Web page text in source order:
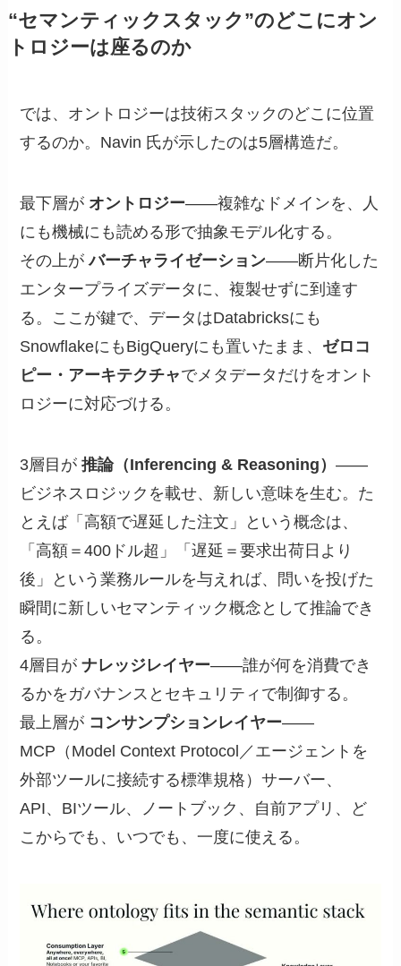
“セマンティックスタック”のどこにオン
トロジーは座るのか
では、オントロジーは技術スタックのどこに位置
するのか。Navin 氏が示したのは5層構造だ。
最下層が オントロジー——複雑なドメインを、人
にも機械にも読める形で抽象モデル化する。
その上がバーチャライゼーション——断片化した
エンタープライズデータに、複製せずに到達す
る。ここが鍵で、データはDatabricksにも
SnowflakeにもBigQueryにも置いたまま、 ゼロコ
ピー・アーキテクチャでメタデータだけをオント
ロジーに対応づける。
3層目が推論（Inferencing & Reasoning）——
ビジネスロジックを載せ、新しい意味を生む。た
とえば「高額で遅延した注文」という概念は、
「高額＝400ドル超」「遅延＝要求出荷日より
後」という業務ルールを与えれば、問いを投げた
瞬間に新しいセマンティック概念として推論でき
る。
4層目がナレッジレイヤー——誰が何を消費でき
るかをガバナンスとセキュリティで制御する。
最上層が コンサンプションレイヤー——
MCP（Model Context Protocol／エージェントを
外部ツールに接続する標準規格）サーバー、
API、BIツール、ノートブック、自前アプリ、ど
こからでも、いつでも、一度に使える。